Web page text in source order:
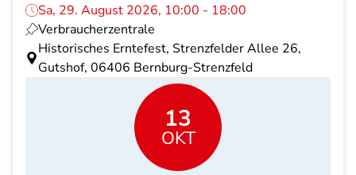
Sa, 29. August 2026, 10:00 - 18:00
Verbraucherzentrale
Historisches Erntefest, Strenzfelder Allee 26,
Gutshof, 06406 Bernburg-Strenzfeld
13
OKT